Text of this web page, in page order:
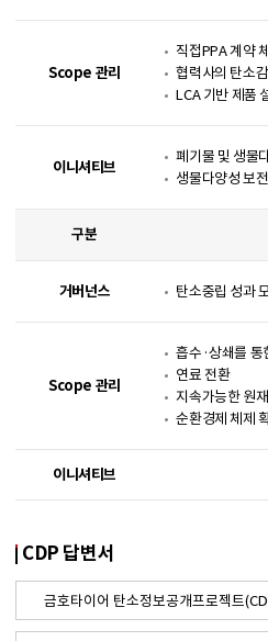
Scope 관리
직접PPA 계약
협력사의 탄소
LCA 기반 제품
이니셔티브
폐기물 및 생물
생물다양성 보
구분
거버넌스 탄소중립 성과
Scope 관리
흡수·상쇄를 통
연료 전환
지속가능한 원
순환경제 체제
이니셔티브
CDP 답변서
금호타이어 탄소정보공개프로젝트